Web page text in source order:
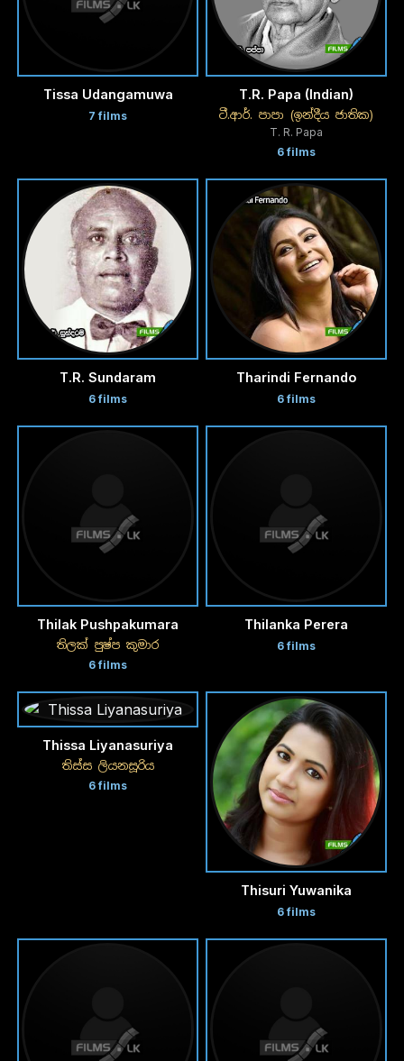
Tissa Udangamuwa
7 films
T.R. Papa (Indian)
ටී.ආර්. පාපා (ඉන්දීය ජාතික)
T. R. Papa
6 films
T.R. Sundaram
6 films
Tharindi Fernando
6 films
Thilak Pushpakumara
තිලක් පුෂ්ප කුමාර
6 films
Thilanka Perera
6 films
Thissa Liyanasuriya
තිස්ස ලියනසූරිය
6 films
Thisuri Yuwanika
6 films